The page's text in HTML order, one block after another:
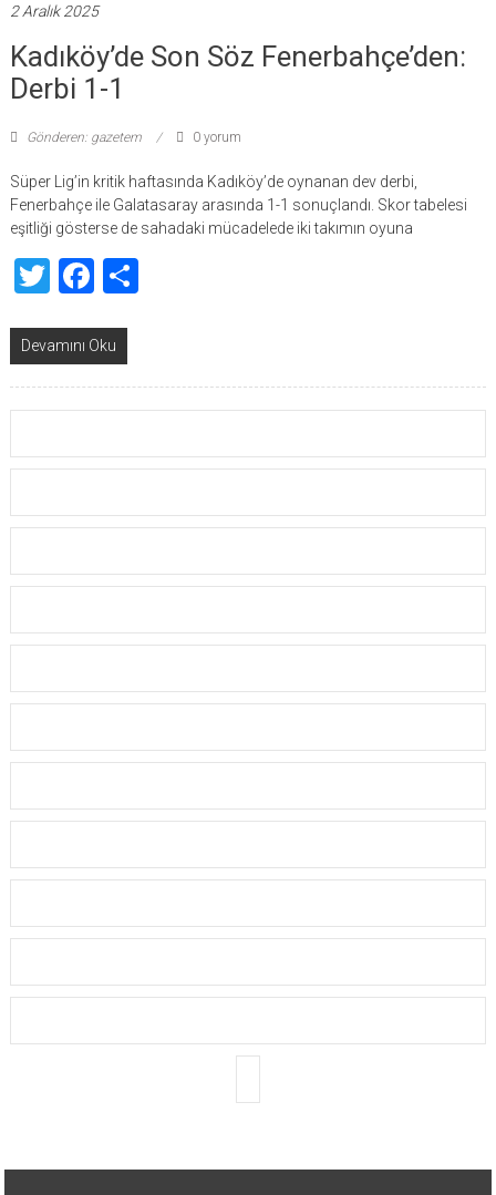
2 Aralık 2025
Kadıköy’de Son Söz Fenerbahçe’den:
Derbi 1-1
Gönderen: gazetem 0 yorum
Süper Lig’in kritik haftasında Kadıköy’de oynanan dev derbi,
Fenerbahçe ile Galatasaray arasında 1-1 sonuçlandı. Skor tabelesi
eşitliği gösterse de sahadaki mücadelede iki takımın oyuna
TwitterFacebook
Share
Devamını Oku